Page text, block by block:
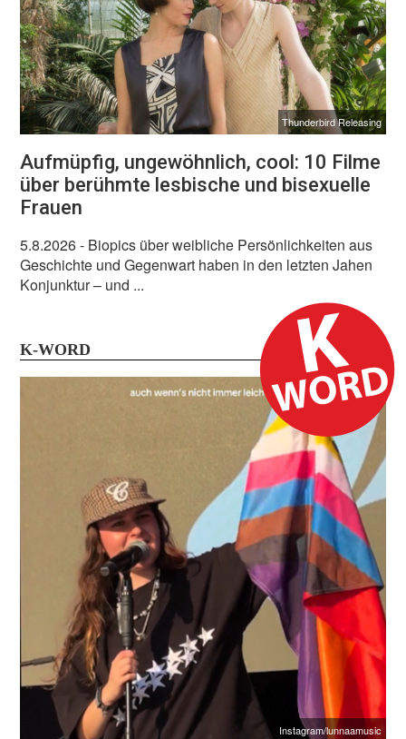
Thunderbird Releasing
Aufmüpfig, ungewöhnlich, cool: 10 Filme
über berühmte lesbische und bisexuelle
Frauen
5.8.2026- Biopics über weibliche Persönlichkeiten aus
Geschichte und Gegenwart haben in den letzten Jahen
Konjunktur – und ...
K-WORD
Instagram/lunnaamusic